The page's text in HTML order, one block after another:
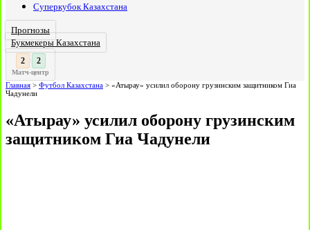
Суперкубок Казахстана
Прогнозы
Букмекеры Казахстана
3
:
Матч-центр
Главная > Футбол Казахстана > «Атырау» усилил оборону грузинским защитником Гиа
Чадунели
«Атырау» усилил оборону грузинским
защитником Гиа Чадунели